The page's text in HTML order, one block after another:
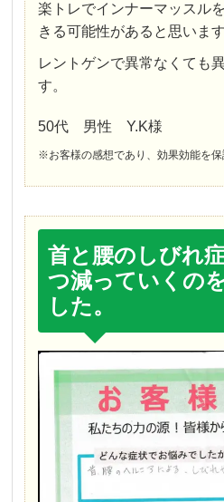
楽トレでインナーマッスル
きる可能性があると思います
レントゲンで異常なくても
す。
50代 男性 Y.K様
※お客様の感想であり、効果効能を保
首と腰のしびれ
つ減っていくの
した。